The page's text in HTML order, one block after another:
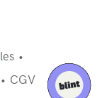
CGV